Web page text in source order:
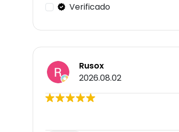
Verificado
Rusox
2026.08.02